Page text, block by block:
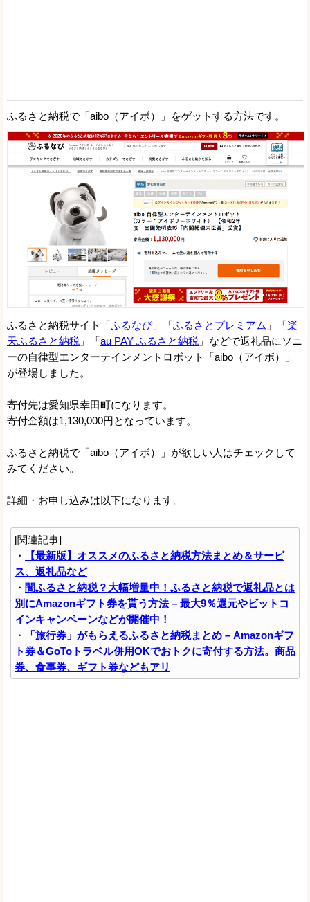
ふるさと納税で「aibo（アイボ）」をゲットする方法です。
ふるさと納税サイト「ふるなび」「ふるさとプレミアム 」「楽
天ふるさと納税 」「au PAY ふるさと納税 」などで返礼品にソニ
ーの自律型エンターテインメントロボット「aibo（アイボ）」
が登場しました。
寄付先は愛知県幸田町になります。
寄付金額は1,130,000円となっています。
ふるさと納税で「aibo（アイボ）」が欲しい人はチェックして
みてください。
詳細・お申し込みは以下になります。
[関連記事]
・
【最新版】オススメのふるさと納税方法まとめ＆サービ
ス、返礼品など
・ 闇ふるさと納税？大幅増量中！ふるさと納税で返礼品とは
別にAmazonギフト券を貰う方法 – 最大9％還元やビットコ
インキャンペーンなどが開催中！
・
「旅行券」がもらえるふるさと納税まとめ – Amazonギフ
ト券＆GoToトラベル併用OKでおトクに寄付する方法。商品
券、食事券、ギフト券などもアリ